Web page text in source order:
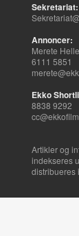
Sekretariat:
Annoncer:
Merete
6111 5851
Ekko
8838 9292
Artikler og
indekseres
distribueres